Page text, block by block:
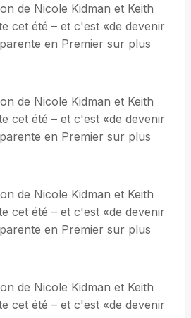
de Nicole Kidman et Keith
cet été – et c'est «de devenir
en Premier sur plus
de Nicole Kidman et Keith
cet été – et c'est «de devenir
en Premier sur plus
de Nicole Kidman et Keith
cet été – et c'est «de devenir
en Premier sur plus
de Nicole Kidman et Keith
cet été – et c'est «de devenir